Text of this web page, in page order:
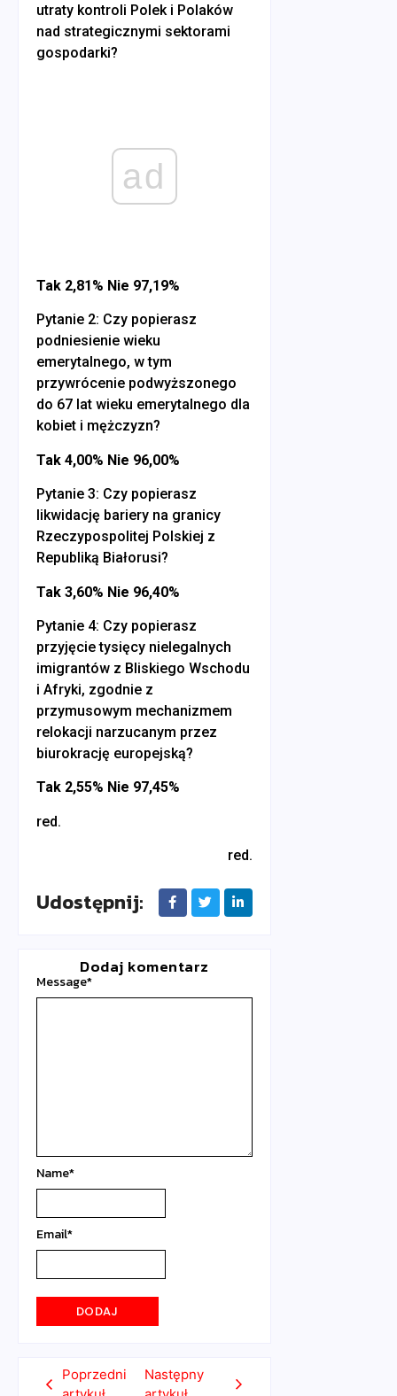
utraty kontroli Polek i Polaków
nad strategicznymi sektorami
gospodarki?
ad
Tak 2,81% Nie 97,19%
Pytanie 2: Czy popierasz
podniesienie wieku
emerytalnego, w tym
przywrócenie podwyższonego
do 67 lat wieku emerytalnego dla
kobiet i mężczyzn?
Tak 4,00% Nie 96,00%
Pytanie 3: Czy popierasz
likwidację bariery na granicy
Rzeczypospolitej Polskiej z
Republiką Białorusi?
Tak 3,60% Nie 96,40%
Pytanie 4: Czy popierasz
przyjęcie tysięcy nielegalnych
imigrantów z Bliskiego Wschodu
i Afryki, zgodnie z
przymusowym mechanizmem
relokacji narzucanym przez
biurokrację europejską?
Tak 2,55% Nie 97,45%
red.
red.
Udostępnij:
Dodaj komentarz
Message*
Name*
Email*
Poprzedni
Następny